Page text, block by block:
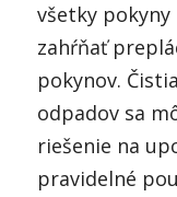
všetky
zahŕňať
pokynov.
odpadov sa
riešenie na
pravidelné